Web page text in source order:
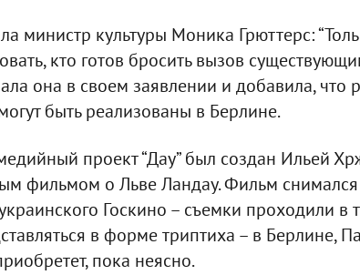
министр культуры Моника Грюттерс:
кто готов бросить вызов
она в своем заявлении и добавила, что
быть реализованы в Берлине.
проект “Дау” был создан Ильей
фильмом о Льве Ландау. Фильм снимался
Госкино – съемки проходили в
в форме триптиха – в Берлине,
пока неясно.